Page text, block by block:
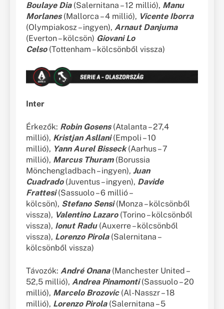
Boulaye Dia(Salernitana – 12 millió), Manu
Morlanes(Mallorca – 4 millió), Vicente Iborra
(Olympiakosz – ingyen), Arnaut Danjuma
(Everton – kölcsön) Giovani Lo
Celso(Tottenham – kölcsönből vissza)
Inter
Érkezők: Robin Gosens(Atalanta – 27,4
millió), Kristjan Asllani(Empoli – 10
millió), Yann Aurel Bisseck(Aarhus – 7
millió), Marcus Thuram(Borussia
Mönchengladbach – ingyen), Juan
Cuadrado(Juventus – ingyen), Davide
Frattesi(Sassuolo – 6 millió –
kölcsön), Stefano Sensi(Monza – kölcsönből
vissza), Valentino Lazaro(Torino – kölcsönből
vissza), Ionut Radu(Auxerre – kölcsönből
vissza), Lorenzo Pirola(Salernitana –
kölcsönből vissza)
Távozók: André Onana(Manchester United –
52,5 millió), Andrea Pinamonti(Sassuolo – 20
millió), Marcelo Brozovic(Al-Nasszr – 18
millió), Lorenzo Pirola(Salernitana – 5